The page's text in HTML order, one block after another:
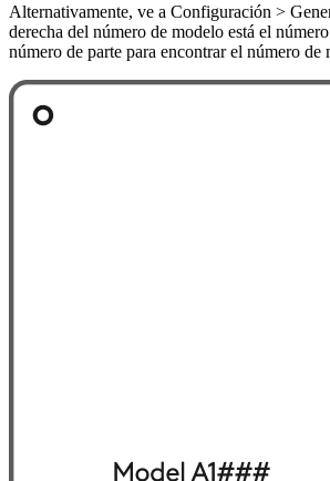
Alternativamente, ve a Configuración >
derecha del número de modelo está el
número de parte para encontrar el número de